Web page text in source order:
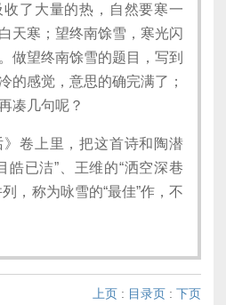
了大量的热，自然要寒一
天寒；望终南馀雪，寒光闪
做望终南馀雪的题目，写到
的感觉，意思的确完满了；
凑几句呢？
卷上里，把这首诗和陶潜
皓已洁”、王维的“洒空深巷
，称为咏雪的“最佳”作，不
上页 : 目录页 : 下页